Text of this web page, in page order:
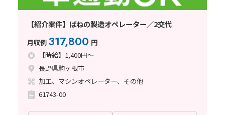
【紹介案件】ばねの製造オペレーター／2交代
月収例 317,800 円
【時給】1,400円～
長野県駒ヶ根市
加工、マシンオペレーター、その他
61743-00